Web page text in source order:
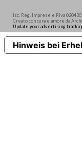
Isc. Reg. Imprese e P.Iva
Creato con cura e amore da
Update your advertising
Hinweis bei